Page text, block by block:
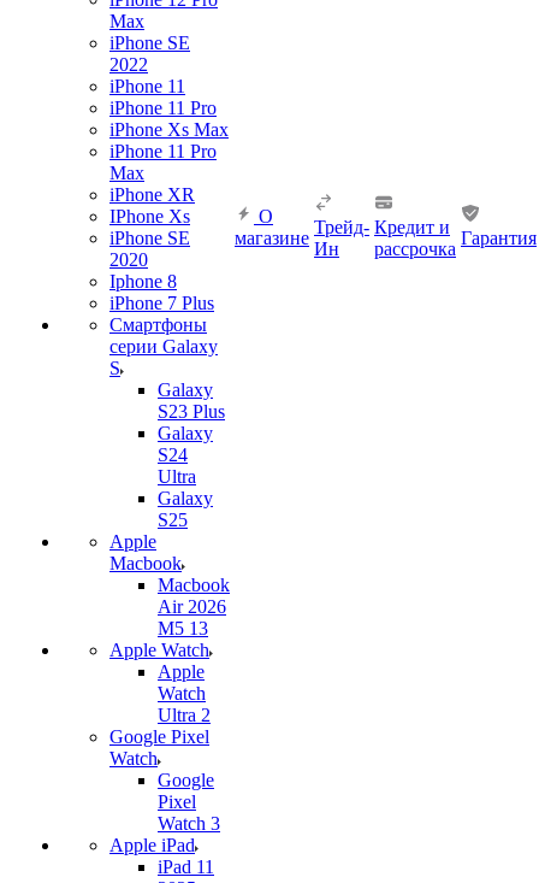
Max
iPhone SE
2022
iPhone 11
iPhone 11 Pro
iPhone Xs Max
iPhone 11 Pro
Max
iPhone XR
IPhone Xs
iPhone SE
2020
Iphone 8
iPhone 7 Plus
Смартфоны
серии Galaxy
S
Galaxy
S23 Plus
Galaxy
S24
Ultra
Galaxy
S25
Apple
Macbook
Macbook
Air 2026
M5 13
Apple Watch
Apple
Watch
Ultra 2
Google Pixel
Watch
Google
Pixel
Watch 3
Apple iPad
iPad 11
О
магазине
Трейд-
Ин
Кредит и
рассрочка
Гарантия